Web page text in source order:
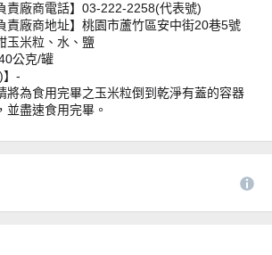
責廠商電話】03-222-2258(代表號)
責廠商地址】桃園市蘆竹區安中街20巷5號
玉米粒、水、鹽
公克/罐
】-
將為食用完畢之玉米粒倒到乾淨有蓋的容器
並盡速食用完畢。